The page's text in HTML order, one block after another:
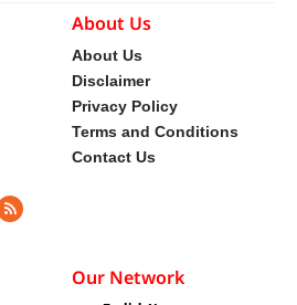
About Us
About Us
Disclaimer
Privacy Policy
Terms and Conditions
Contact Us
Our Network